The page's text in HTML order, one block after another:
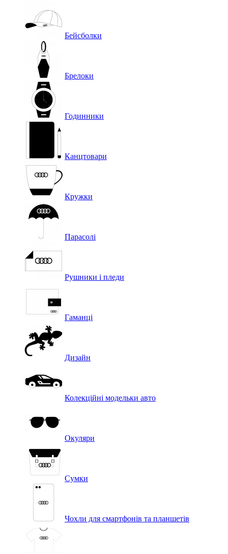
Бейсболки
Брелоки
Годинники
Канцтовари
Кружки
Парасолі
Рушники і пледи
Гаманці
Дизайн
Колекційні модельки авто
Окуляри
Сумки
Чохли для смартфонів та планшетів